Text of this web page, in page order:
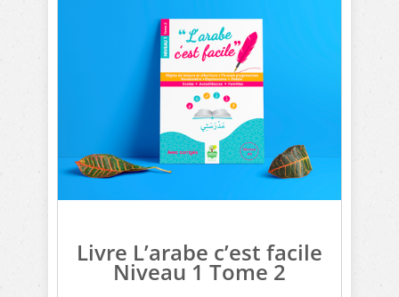
Livre L’arabe c’est facile
Niveau 1 Tome 2